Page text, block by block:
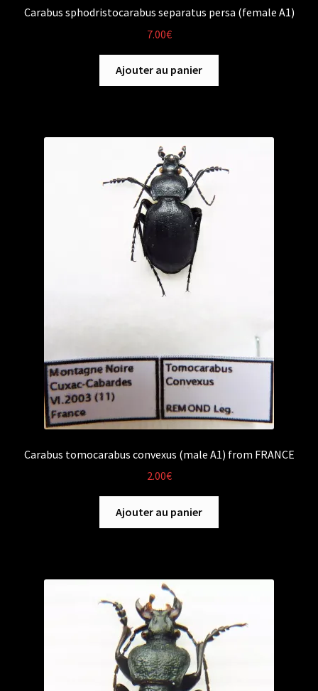
Carabus sphodristocarabus separatus persa (female A1)
7.00€
Ajouter au panier
Carabus tomocarabus convexus (male A1) from FRANCE
2.00€
Ajouter au panier